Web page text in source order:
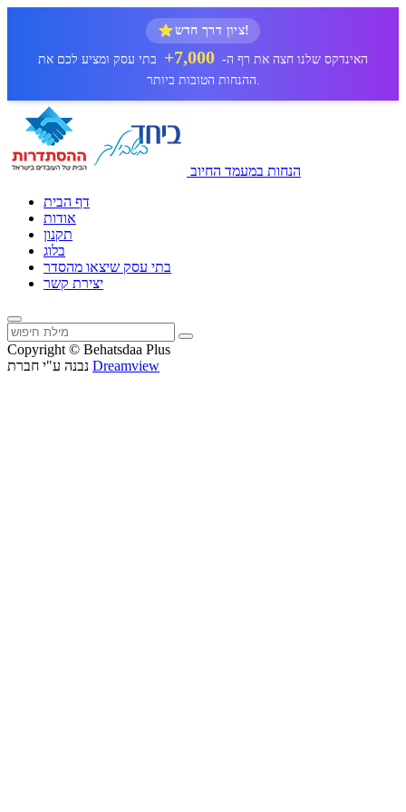
ציון דרך חדש!
האינדקס שלנו חצה את רף ה- 7,000+
בתי עסק ומציע לכם את
ההנחות הטובות ביותר.
הנחות במעמד החיוב
דף הבית
אודות
תקנון
בלוג
בתי עסק שיצאו מהסדר
יצירת קשר
Copyright © Behatsdaa Plus
Dreamview